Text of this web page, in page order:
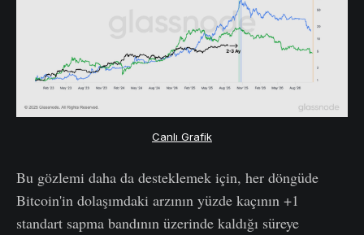
Canlı Grafik
Bu gözlemi daha da desteklemek için, her döngüde
Bitcoin'in dolaşımdaki arzının yüzde kaçının +1
standart sapma bandının üzerinde kaldığı süreye